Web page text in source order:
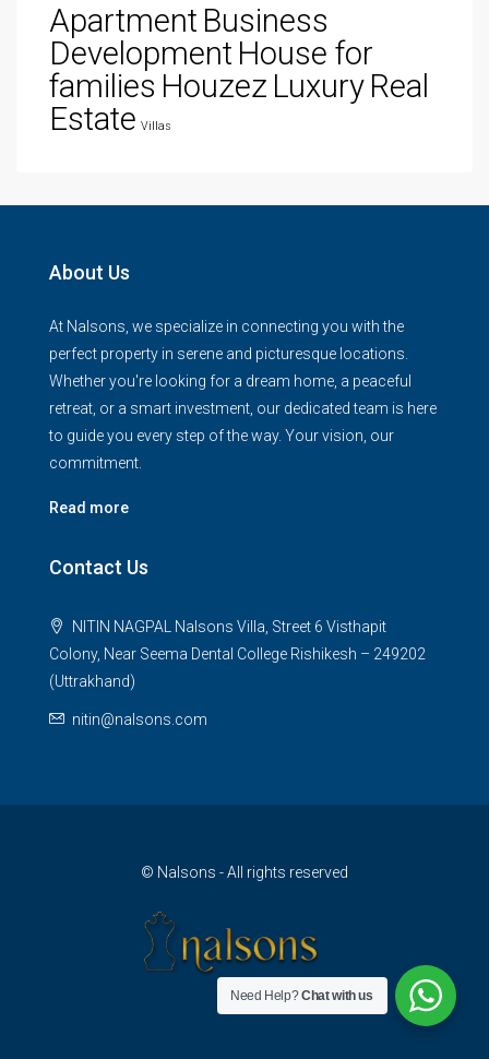
Apartment Business
Development House for
families Houzez Luxury Real
Estate Villas
About Us
At Nalsons, we specialize in connecting you with the
perfect property in serene and picturesque locations.
Whether you're looking for a dream home, a peaceful
retreat, or a smart investment, our dedicated team is here
to guide you every step of the way. Your vision, our
commitment.
Read more
Contact Us
NITIN NAGPAL Nalsons Villa, Street 6 Visthapit
Colony, Near Seema Dental College Rishikesh – 249202
(Uttrakhand)
nitin@nalsons.com
© Nalsons - All rights reserved
Need Help?Chat with us